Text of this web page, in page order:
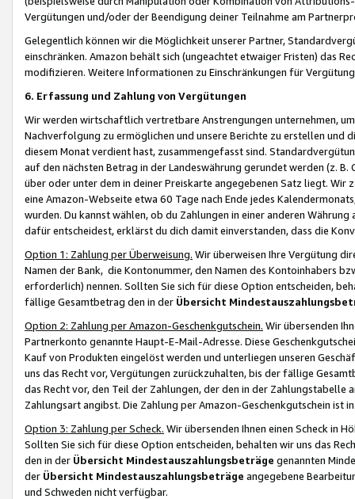
Vergütungen und/oder der Beendigung deiner Teilnahme am
Gelegentlich können wir die Möglichkeit unserer Partner,
einschränken. Amazon behält sich (ungeachtet etwaiger Fristen) das
modifizieren. Weitere Informationen zu Einschränkungen für
6. Erfassung und Zahlung von Vergütungen
Wir werden wirtschaftlich vertretbare Anstrengungen unternehmen,
Nachverfolgung zu ermöglichen und unsere Berichte zu erstellen und
diesem Monat verdient hast, zusammengefasst sind.
auf den nächsten Betrag in der Landeswährung gerundet werden (z.
über oder unter dem in deiner Preiskarte angegebenen Satz liegt.
eine Amazon-Webseite etwa 60 Tage nach Ende jedes
wurden. Du kannst wählen, ob du Zahlungen in einer anderen
dafür entscheidest, erklärst du dich damit einverstanden, dass die
Option 1: Zahlung per Überweisung. Wir überweisen Ihre Vergütung
Namen der Bank, die Kontonummer, den Namen des Kontoinhabers
erforderlich) nennen. Sollten Sie sich für diese Option entscheiden,
fällige Gesamtbetrag den in der Übersicht
Option 2: Zahlung per Amazon-Geschenkgutschein. Wir übersenden
Partnerkonto genannte Haupt-E-Mail-Adresse. Diese
Kauf von Produkten eingelöst werden und unterliegen unseren
uns das Recht vor, Vergütungen zurückzuhalten, bis der fällige
das Recht vor, den Teil der Zahlungen, der den in der
Zahlungsart angibst. Die Zahlung per Amazon-Geschenkgutschein ist
Option 3: Zahlung per Scheck. Wir übersenden Ihnen einen Scheck in
Sollten Sie sich für diese Option entscheiden, behalten wir uns das
den in der Übersicht Mindestauszahlungsbeträge genannten
der Übersicht Mindestauszahlungsbeträge angegebene
und Schweden nicht verfügbar.